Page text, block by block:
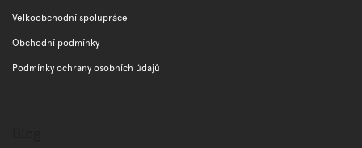
Velkoobchodní spolupráce
Obchodní podmínky
Podmínky ochrany osobních údajů